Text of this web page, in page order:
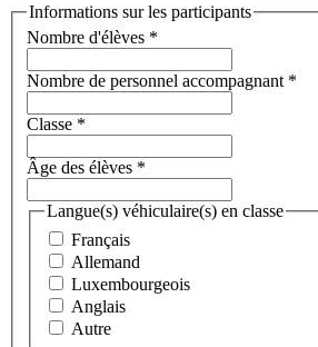
Informations sur les participants
Nombre d'élèves *
Nombre de personnel accompagnant *
Classe *
Âge des élèves *
Langue(s) véhiculaire(s) en classe
Français
Allemand
Luxembourgeois
Anglais
Autre